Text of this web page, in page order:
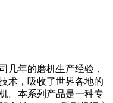
几年的磨机生产经验，
术，吸收了世界各地的
。本系列产品是一种专